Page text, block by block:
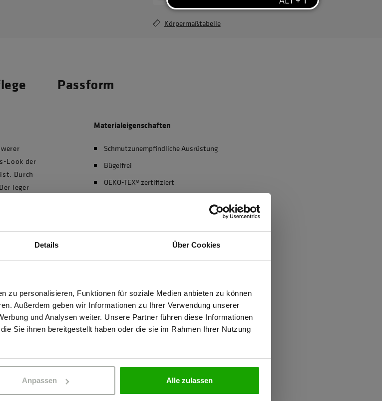
Details Über Cookies
zu personalisieren, Funktionen für soziale Medien anbieten zu können
Außerdem geben wir Informationen zu Ihrer Verwendung unserer
und Analysen weiter. Unsere Partner führen diese Informationen
Sie ihnen bereitgestellt haben oder die sie im Rahmen Ihrer Nutzung
Anpassen Alle zulassen
Körpermaßtabelle
Passform
Look der
Durch
leger
erhält.
Materialeigenschaften
Schmutzunempfindliche Ausrüstung
Bügelfrei
OEKO-TEX® zertifiziert
Gewerbetreibender?
bin. Alle Preise werden netto ausgewiesen.
PRIVATPERSON